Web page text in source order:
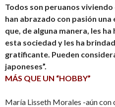
Todos son peruanos viviendo
han abrazado con pasión
que, de alguna manera, les
esta sociedad y les ha
gratificante. Pueden
japoneses”.
MÁS QUE UN “HOBBY”
María Lisseth Morales -aún con